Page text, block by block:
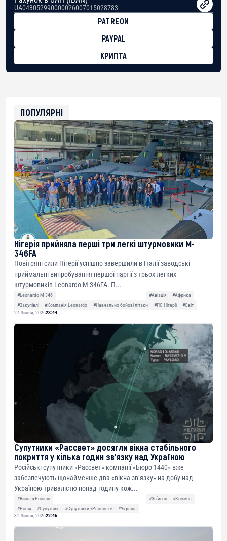
UA043052990000026007015028783
PATREON
PAYPAL
КРИПТА
0xfD02863D3289416fcF50975c9DFda13623f97758
ПОПУЛЯРНІ
Нігерія прийняла перші три легкі штурмовики M-
346FA
Повітряні сили Нігерії успішно завершили в Італії заводські
приймальні випробування першої партії з трьох легких
штурмовиків Leonardo M-346FA. П...
#Leonardo M-346 #Авіація
#Африка
#Закупівлі
#Компанія Leonardo #Навчально-бойові літаки #ПС Нігерії
#Світ
27 Липня, 202623:44
Супутники «Рассвет» досягли вікна стабільного
покриття у кілька годин зв’язку над Україною
Російські супутники «Рассвет» компанії «Бюро 1440» вже
забезпечують щонайменше два «вікна зв’язку» на добу над
Україною тривалістю понад годину кож...
#Війна з Росією #Звʼязок
#Космос
#Росія
#Супутник #Супутники «Рассвет»
#Україна
31 Липня, 202622:46